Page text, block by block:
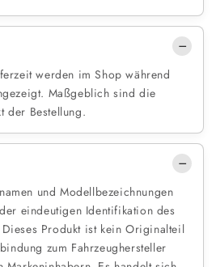
werden im Shop während
Maßgeblich sind die
der Bestellung.
und Modellbezeichnungen
eindeutigen Identifikation des
Dieses Produkt ist kein Originalteil
zum Fahrzeughersteller